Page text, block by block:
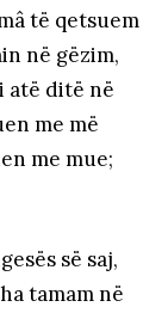
të qetsuem
në gëzim,
atë ditë në
me më
me mue;
së saj,
tamam në